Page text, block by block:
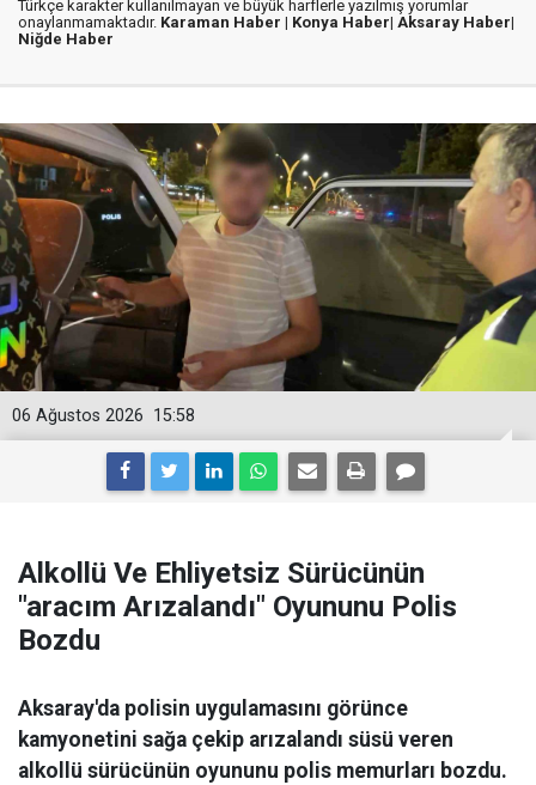
Türkçe karakter kullanılmayan ve büyük harflerle yazılmış yorumlar
onaylanmamaktadır. Karaman Haber | Konya Haber| Aksaray Haber|
Niğde Haber
15:58
06 Ağustos 2026
Alkollü Ve Ehliyetsiz Sürücünün
"aracım Arızalandı" Oyununu Polis
Bozdu
Aksaray'da polisin uygulamasını görünce
kamyonetini sağa çekip arızalandı süsü veren
alkollü sürücünün oyununu polis memurları bozdu.